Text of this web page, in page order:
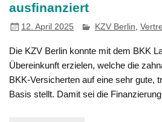
ausfinanziert
12. April 2025 KZV Berlin ,
Die KZV Berlin konnte mit dem BKK
Übereinkunft erzielen, welche die
BKK-Versicherten auf eine sehr gute,
Basis stellt. Damit sei die